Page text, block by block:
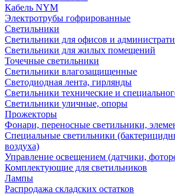
Кабель NYM
Электротрубы гофрированные
Светильники
Светильники для офисов и
Светильники для жилых помещений
Точечные светильники
Светильники влагозащищенные
Светодиодная лента, гирлянды
Светильники технические и
Светильники уличные, опоры
Прожекторы
Фонари, переносные светильники,
Специальные светильники
воздуха)
Управление освещением (датчики,
Комплектующие для светильников
Лампы
Распродажа складских остатков